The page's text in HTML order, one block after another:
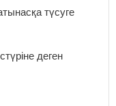
түсуге
деген